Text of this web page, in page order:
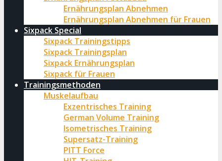
Ernährungsplan Abnehmen
Ernährungsplan Abnehmen für Frauen
Sixpack Special
Sixpack Trainingstipps
Sixpack Trainingsplan
Sixpack Ernährungsplan
Sixpack für Frauen
Trainingsmethoden
Muskelaufbau
Exzentrisches Training
German Volume Training
Isometrisches Training
Supersatz-Training
PITT Force